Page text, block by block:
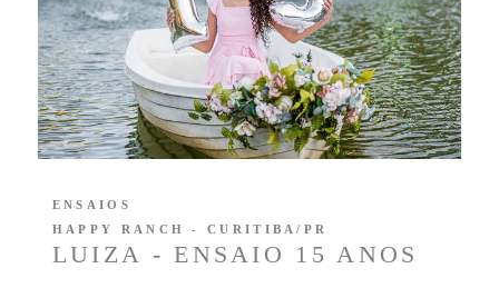
LUIZA - ENSAIO 15 ANOS
ENSAIOS
HAPPY RANCH - CURITIBA/PR